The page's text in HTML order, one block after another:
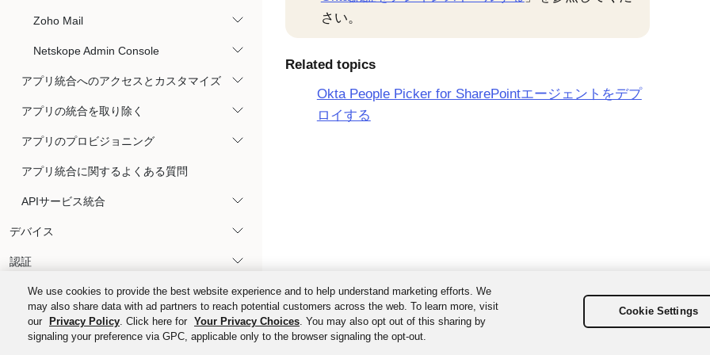
Zoho Mail
Netskope Admin Console
アプリ統合へのアクセスとカスタマイズ
アプリの統合を取り除く
アプリのプロビジョニング
アプリ統合に関するよくある質問
APIサービス統合
デバイス
認証
orgレベルのセキュリティ
Okta Identity Governance
さい。
Related topics
Okta People Picker for SharePointエージェントをデプ
ロイする
We use cookies to provide the best website experience and to help understand marketing efforts. We
may also share data with ad partners to reach potential customers across the web. To learn more, visit
our
Privacy Policy. Click here for Your Privacy Choices. You may also opt out of this sharing by
signaling your preference via GPC, applicable only to the browser signaling the opt-out.
Cookie Settings